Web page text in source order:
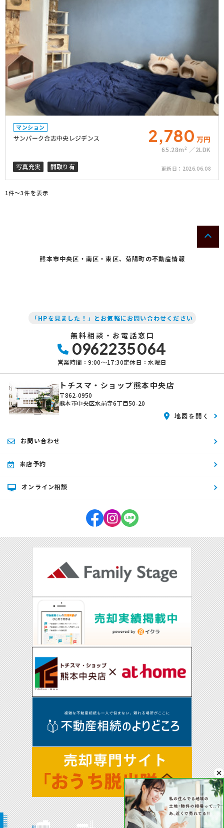
マンション
サンパーク合志中央レジデンス 2,780 万円
65.28m²
2LDK
写真充実
間取り有 更新日： 2026.06.08
1件〜3件を表示
熊本市中央区・南区・東区、菊陽町の不動産情報
「HPを見ました！」とお気軽にお問い合わせください
無料相談・お電話窓口
0962235064
営業時間：9:00〜17:30定休日：水曜日
トチスマ・ショップ熊本中央店
〒862-0950
熊本市中央区水前寺6丁目50-20
地図を開く
お問い合わせ
来店予約
オンライン相談